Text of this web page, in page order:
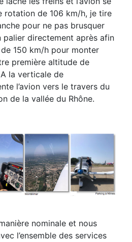
rotation de 106 km/h, je tire
pour ne pas brusquer
palier directement après afin
150 km/h pour monter
première altitude de
la verticale de
l’avion vers le travers du
de la vallée du Rhône.
nominale et nous
l’ensemble des services